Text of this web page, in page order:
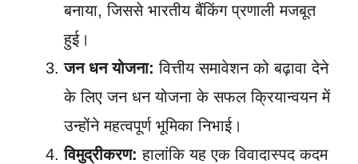
बनाया, जिससे भारतीय बैंकिंग प्रणाली मजबूत
हुई।
जन धन योजना: वित्तीय समावेशन को बढ़ावा देने
के लिए जन धन योजना के सफल क्रियान्वयन में
उन्होंने महत्वपूर्ण भूमिका निभाई।
विमुद्रीकरण: हालांकि यह एक विवादास्पद कदम